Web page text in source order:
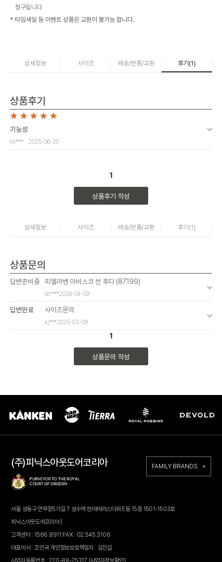
청구됩니다.
* 타임세일 등 이벤트 상품은 교환이 불가능 합니다.
상세정보 사이즈 배송/반품/교환 후기(1)
상품후기
기능성
kk*** 2025-06-20
1
상품후기 작성
상세정보 사이즈 배송/반품/교환 후기(1)
상품문의
답변준비중 피엘라벤 아비스코 썬 후디 (87199)
dh***2026-04-09
답변완료 사이즈문의
kj***2025-03-09
1
상품문의 작성
(주)피닉스아웃도어코리아 FAMILY BRANDS +
서울 성동구 연무장5가길 7 성수역 현대테라스타워 E동 15층 1501-1503호
피닉스아웃도어코리아 |
고객센터 : 1566.8911 FAX : 02.545.3106
대표이사 : 조인국 개인정보보호책임자 : 김진섭
사업자등록번호 : 220-88-25317 [사업자정보확인]